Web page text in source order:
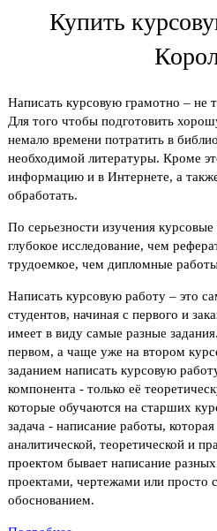
Купить
Написать курсовую грамотно – не
Для того чтобы подготовить
немало времени потратить в
необходимой литературы. Кроме
информацию и в Интернете, а
обработать.
По серьезности изучения
глубокое исследование, чем
трудоемкое, чем дипломные
Написать курсовую работу – это
студентов, начиная с первого и
имеет в виду самые разные
первом, а чаще уже на втором
заданием написать курсовую
компонента - только её
которые обучаются на старших
задача - написание работы,
аналитической, теоретической и
проектом бывает написание
проектами, чертежами или просто
обоснованием.